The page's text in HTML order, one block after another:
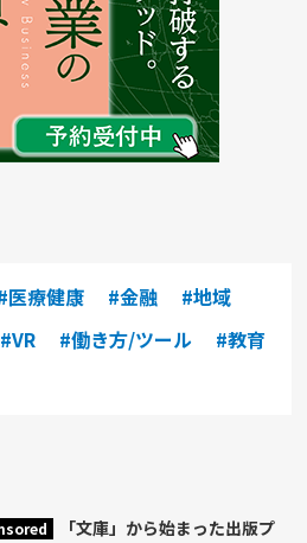
医療健康 #金融
#地域
#VR #働き方/ツール
#教育
「文庫」から始まった出版プ